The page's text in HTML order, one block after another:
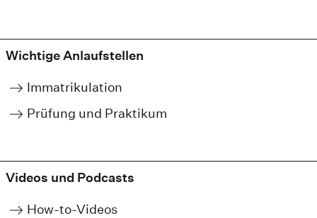
Wichtige Anlaufstellen
Immatrikulation
Prüfung und Praktikum
Videos und Podcasts
How-to-Videos